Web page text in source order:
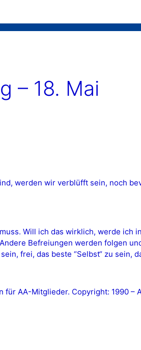
– 18. Mai
werden wir verblüfft sein, noch
Will ich das wirklich, werde ich
Befreiungen werden folgen
frei, das beste “Selbst“ zu sein,
AA-Mitglieder. Copyright: 1990